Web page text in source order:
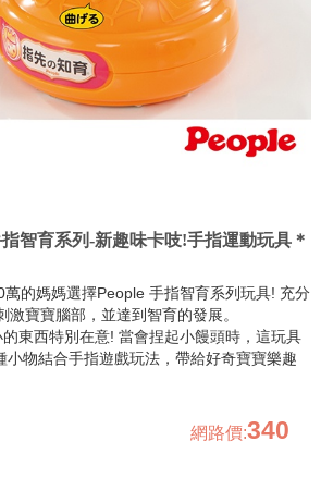
指智育系列-新趣味卡吱!手指運動玩具＊
的媽媽選擇People 手指智育系列玩具! 充分
激寶寶腦部，並達到智育的發展。
東西特別在意! 當會捏起小饅頭時，這玩具
小物結合手指遊戲玩法，帶給好奇寶寶樂趣
網路價:340